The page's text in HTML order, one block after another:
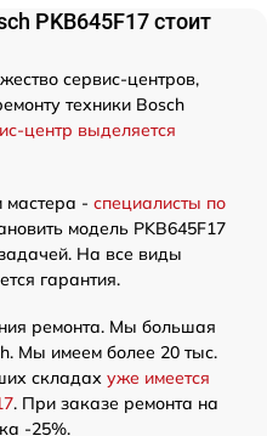
PKB645F17 стоит
сервис-центров,
техники Bosch
центр выделяется
- специалисты по
модель PKB645F17
На все виды
гарантия.
ремонта. Мы большая
Мы имеем более 20 тыс.
складах уже имеется
. При заказе ремонта на
-25%.